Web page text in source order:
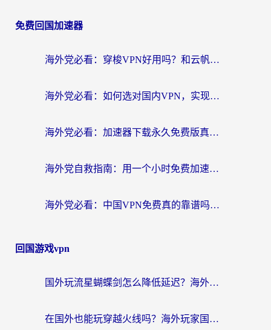
免费回国加速器
海外党必看：穿梭VPN好用吗？和云帆VPN对比哪个回国效果更好？附真实测评+避坑指南
海外党必看：如何选对国内VPN，实现无缝访问国内资源？
海外党必看：加速器下载永久免费版真的存在吗？教你无缝访问国内资源的正确姿势
海外党自救指南：用一个小时免费加速器，轻松打破国内资源访问壁垒？
海外党必看：中国VPN免费真的靠谱吗？手把手教你选对回国加速器
回国游戏vpn
国外玩流星蝴蝶剑怎么降低延迟？海外党必看的加速秘籍（含欧洲鸣潮&彩虹岛优化攻略）
在国外也能玩穿越火线吗？海外玩家国服游戏畅玩终极指南